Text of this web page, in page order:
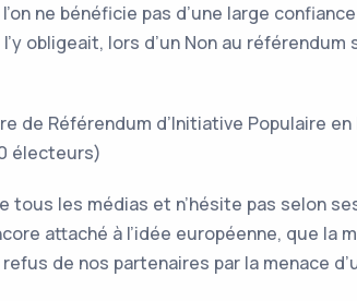
ne bénéficie pas d’une large
obligeait, lors d’un Non au
de Référendum d’Initiative Populaire
électeurs)
tous les médias et n’hésite pas selon
attaché à l’idée européenne, que la
de nos partenaires par la menace